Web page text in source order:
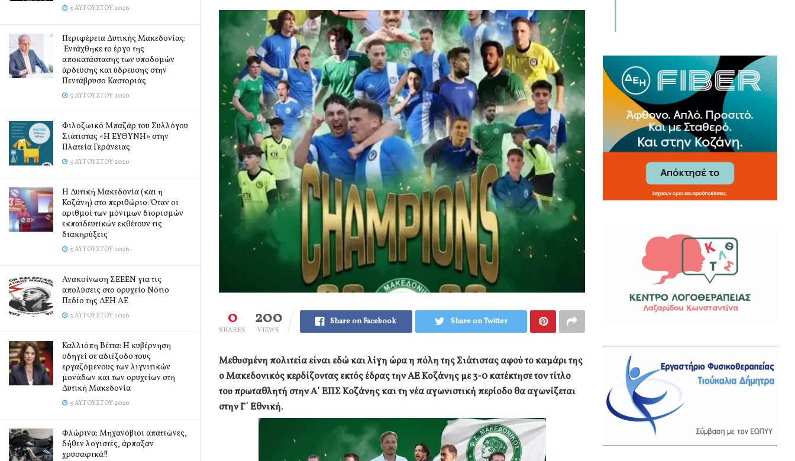
5 ΑΥΓΟΎΣΤΟΥ 2026
Περιφέρεια Δυτικής Μακεδονίας:
Εντάχθηκε το έργο της
αποκατάστασης των υποδομών
άρδευσης και ύδρευσης στην
Πεντάβρυσο Καστοριάς
5 ΑΥΓΟΎΣΤΟΥ 2026
Φιλοζωικό Μπαζάρ του Συλλόγου
Σιάτιστας «Η ΕΥΘΥΝΗ» στην
Πλατεία Γεράνειας
5 ΑΥΓΟΎΣΤΟΥ 2026
Η Δυτική Μακεδονία (και η
Κοζάνη) στο περιθώριο: Όταν οι
αριθμοί των μόνιμων διορισμών
εκπαιδευτικών εκθέτουν τις
διακηρύξεις
5 ΑΥΓΟΎΣΤΟΥ 2026
Ανακοίνωση ΣΕΕΕΝ για τις
απολύσεις στο ορυχείο Νότιο
Πεδίο της ΔΕΗ ΑΕ
5 ΑΥΓΟΎΣΤΟΥ 2026
Καλλιόπη Βέττα: Η κυβέρνηση
οδηγεί σε αδιέξοδο τους
εργαζόμενους των λιγνιτικών
μονάδων και των ορυχείων στη
Δυτική Μακεδονία
5 ΑΥΓΟΎΣΤΟΥ 2026
Φλώρινα: Μηχανόβιοι απατεώνες,
δήθεν λογιστές, άρπαξαν
χρυσαφικά!!
0
SHARES
200
VIEWS
Share on Facebook Share on Twitter
Μεθυσμένη πολιτεία είναι εδώ και λίγη ώρα η πόλη της Σιάτιστας αφού το καμάρι της
ο Μακεδονικός κερδίζοντας εκτός έδρας την ΑΕ Κοζάνης με 3-0 κατέκτησε τον τίτλο
του πρωταθλητή στην Α΄ ΕΠΣ Κοζάνης και τη νέα αγωνιστική περίοδο θα αγωνίζεται
στην Γ΄ Εθνική.